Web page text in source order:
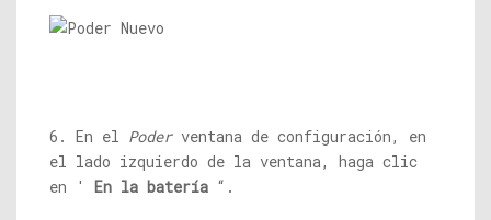
6. En el Poderventana de configuración, en
el lado izquierdo de la ventana, haga clic
en ' En la batería “.